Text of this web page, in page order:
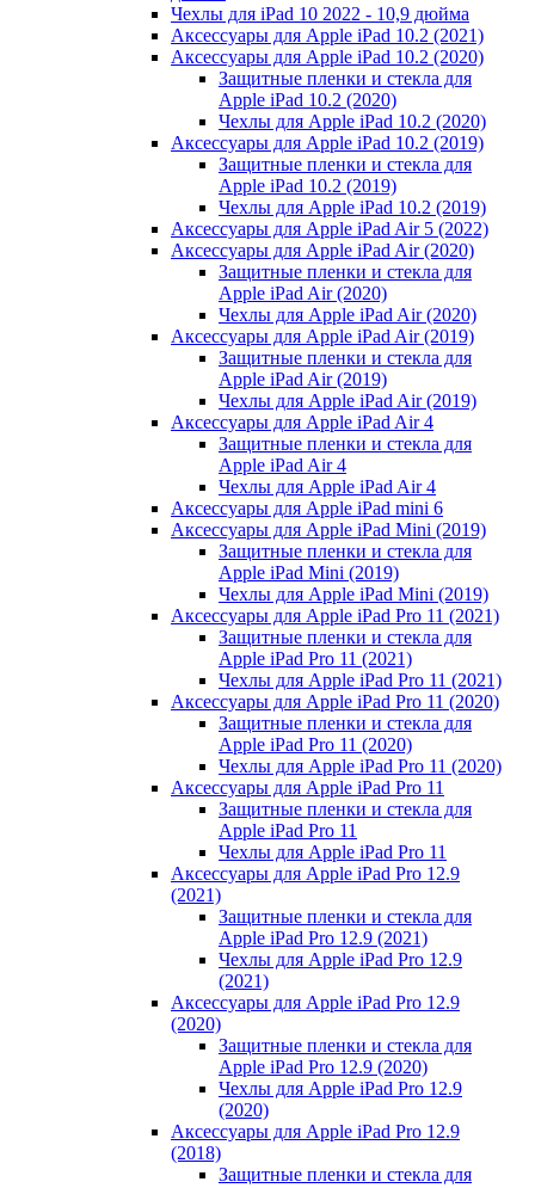
Чехлы для iPad 10 2022 - 10,9 дюйма
Аксессуары для Apple iPad 10.2 (2021)
Аксессуары для Apple iPad 10.2 (2020)
Защитные пленки и стекла для
Apple iPad 10.2 (2020)
Чехлы для Apple iPad 10.2 (2020)
Аксессуары для Apple iPad 10.2 (2019)
Защитные пленки и стекла для
Apple iPad 10.2 (2019)
Чехлы для Apple iPad 10.2 (2019)
Аксессуары для Apple iPad Air 5 (2022)
Аксессуары для Apple iPad Air (2020)
Защитные пленки и стекла для
Apple iPad Air (2020)
Чехлы для Apple iPad Air (2020)
Аксессуары для Apple iPad Air (2019)
Защитные пленки и стекла для
Apple iPad Air (2019)
Чехлы для Apple iPad Air (2019)
Аксессуары для Apple iPad Air 4
Защитные пленки и стекла для
Apple iPad Air 4
Чехлы для Apple iPad Air 4
Аксессуары для Apple iPad mini 6
Аксессуары для Apple iPad Mini (2019)
Защитные пленки и стекла для
Apple iPad Mini (2019)
Чехлы для Apple iPad Mini (2019)
Аксессуары для Apple iPad Pro 11 (2021)
Защитные пленки и стекла для
Apple iPad Pro 11 (2021)
Чехлы для Apple iPad Pro 11 (2021)
Аксессуары для Apple iPad Pro 11 (2020)
Защитные пленки и стекла для
Apple iPad Pro 11 (2020)
Чехлы для Apple iPad Pro 11 (2020)
Аксессуары для Apple iPad Pro 11
Защитные пленки и стекла для
Apple iPad Pro 11
Чехлы для Apple iPad Pro 11
Аксессуары для Apple iPad Pro 12.9
(2021)
Защитные пленки и стекла для
Apple iPad Pro 12.9 (2021)
Чехлы для Apple iPad Pro 12.9
(2021)
Аксессуары для Apple iPad Pro 12.9
(2020)
Защитные пленки и стекла для
Apple iPad Pro 12.9 (2020)
Чехлы для Apple iPad Pro 12.9
(2020)
Аксессуары для Apple iPad Pro 12.9
(2018)
Защитные пленки и стекла для